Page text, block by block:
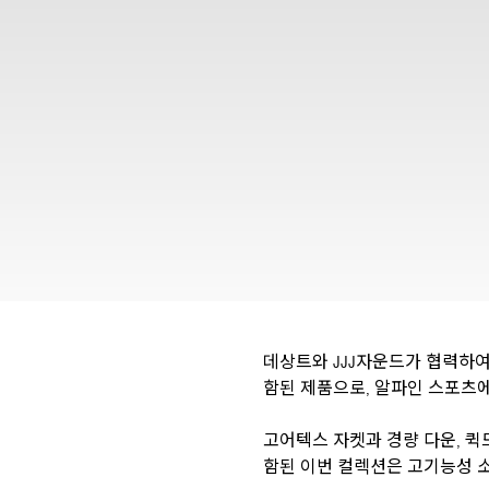
데상트와 JJJ자운드가 협력하
함된 제품으로, 알파인 스포츠
고어텍스 자켓과 경량 다운,
함된 이번 컬렉션은 고기능성